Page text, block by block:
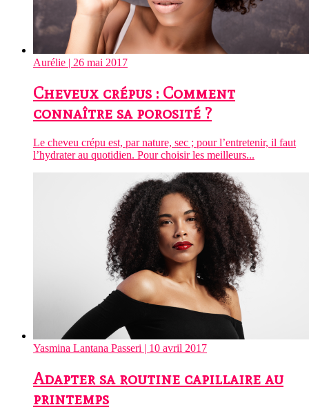
Aurélie | 26 mai 2017
Cheveux crépus : Comment
connaître sa porosité ?
Le cheveu crépu est, par nature, sec ; pour l’entretenir, il faut
l’hydrater au quotidien. Pour choisir les meilleurs...
Yasmina Lantana Passeri | 10 avril 2017
Adapter sa routine capillaire au
printemps